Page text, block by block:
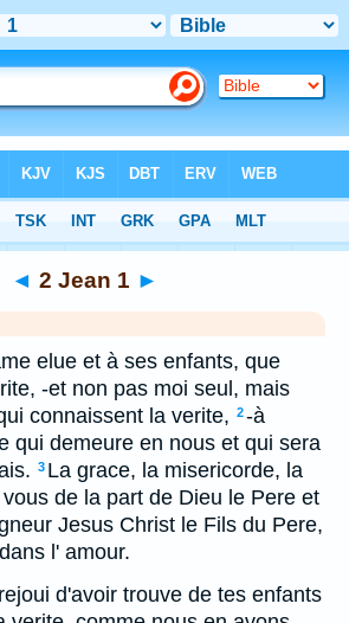
◄ 2 Jean 1 ►
elue et à ses enfants, que
-et non pas moi seul, mais
connaissent la verite, 2-à
qui demeure en nous et qui sera
3 La grace, la misericorde, la
de la part de Dieu le Pere et
Jesus Christ le Fils du Pere,
l' amour.
d'avoir trouve de tes enfants